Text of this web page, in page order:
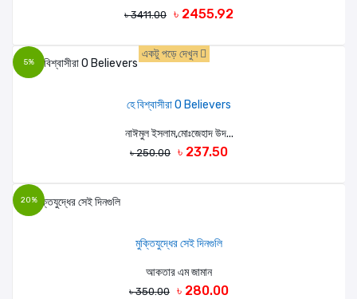
৳ 3411.00 ৳ 2455.92
5%
একটু পড়ে দেখুন
হে বিশ্বাসীরা O Believers
নাঈমুল ইসলাম,মোঃজেহাদ উদ...
৳ 250.00 ৳ 237.50
20%
মুক্তিযুদ্ধের সেই দিনগুলি
আকতার এম জামান
৳ 350.00 ৳ 280.00